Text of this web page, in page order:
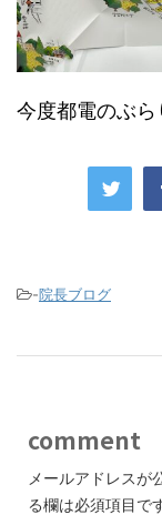
今度都電のぶ
-院長ブログ
comment
メールアドレスが
る欄は必須項目で